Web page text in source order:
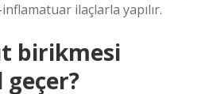
ilaçlarla yapılır.
birikmesi
geçer?